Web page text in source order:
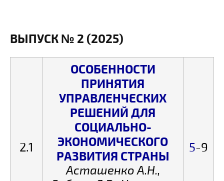
ВЫПУСК № 2 (2025)
2.1
ОСОБЕННОСТИ
ПРИНЯТИЯ
УПРАВЛЕНЧЕСКИХ
РЕШЕНИЙ ДЛЯ
СОЦИАЛЬНО-
ЭКОНОМИЧЕСКОГО
РАЗВИТИЯ СТРАНЫ
Асташенко А.Н.,
5-9